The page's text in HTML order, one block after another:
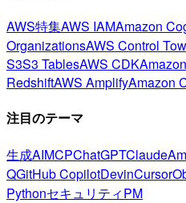
AWS特集AWS IAMAmazon
OrganizationsAWS Control
S3S3 TablesAWS CDK
RedshiftAWS AmplifyAmazon
注目のテーマ
生成AIMCPChatGPTClaude
QGitHub CopilotDevinCursor
PythonセキュリティPM